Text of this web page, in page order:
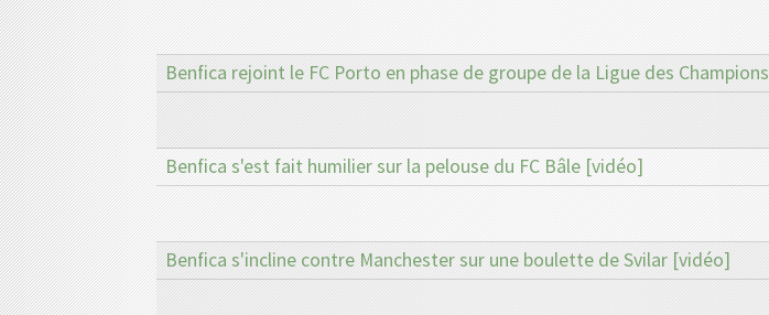
Benfica rejoint le FC Porto en phase de groupe de la Ligue des Champions
Benfica s'est fait humilier sur la pelouse du FC Bâle [vidéo]
Benfica s'incline contre Manchester sur une boulette de Svilar [vidéo]